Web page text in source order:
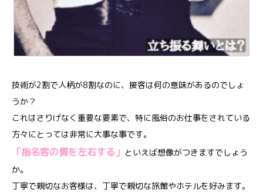
技術が2割で人柄が8割なのに、接客は何の意味があるのでしょ
うか？
これはさりげなく重要な要素で、特に風俗のお仕事をされている
方々にとっては非常に大事な事です。
「指名客の質を左右する」 といえば想像がつきますでしょう
か。
丁寧で親切なお客様は、丁寧で親切な旅館やホテルを好みます。